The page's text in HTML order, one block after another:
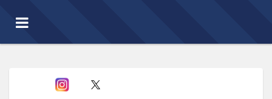
Toggle
navigation